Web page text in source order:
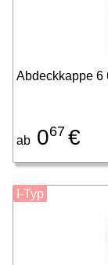
Abdeckkappe 6
ab 067 €
I-Typ